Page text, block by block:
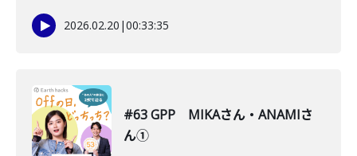
2026.02.20 |00:33:35
#63 GPP MIKAさん・ANAMIさ
ん①